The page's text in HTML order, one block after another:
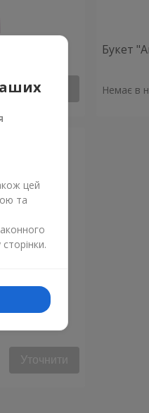
Уточнити
Букет
Немає в
Уточнити
цей
та